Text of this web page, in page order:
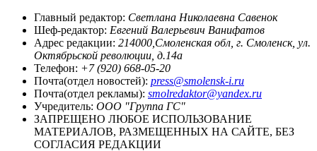
Главный редактор: Светлана Николаевна Савенок
Шеф-редактор: Евгений Валерьевич Ванифатов
Адрес редакции: 214000,Смоленская обл, г. Смоленск, ул.
Октябрьской революции, д.14а
Телефон: +7 (920) 668-05-20
Почта(отдел новостей): press@smolensk-i.ru
Почта(отдел рекламы): smolredaktor@yandex.ru
Учредитель: ООО "Группа ГС"
ЗАПРЕЩЕНО ЛЮБОЕ ИСПОЛЬЗОВАНИЕ
МАТЕРИАЛОВ, РАЗМЕЩЕННЫХ НА САЙТЕ, БЕЗ
СОГЛАСИЯ РЕДАКЦИИ